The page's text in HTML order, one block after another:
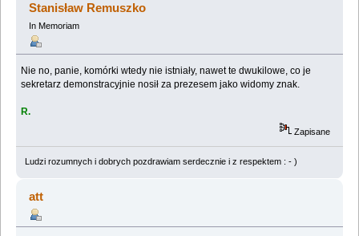
Stanisław Remuszko
In Memoriam
Nie no, panie, komórki wtedy nie istniały, nawet te dwukilowe, co je
sekretarz demonstracyjnie nosił za prezesem jako widomy znak.
R.
Zapisane
Ludzi rozumnych i dobrych pozdrawiam serdecznie i z respektem : - )
att